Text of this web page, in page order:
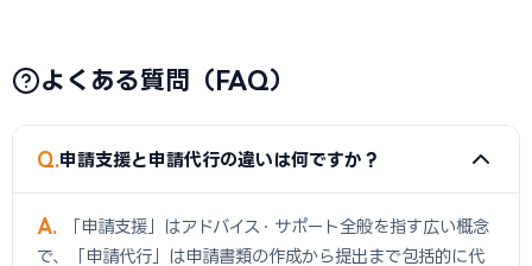
よくある質問（FAQ）
Q 申請支援と申請代行の違いは何ですか？
A
「申請支援」はアドバイス・サポート全般を指す広い概念
で、「申請代行」は申請書類の作成から提出まで包括的に代